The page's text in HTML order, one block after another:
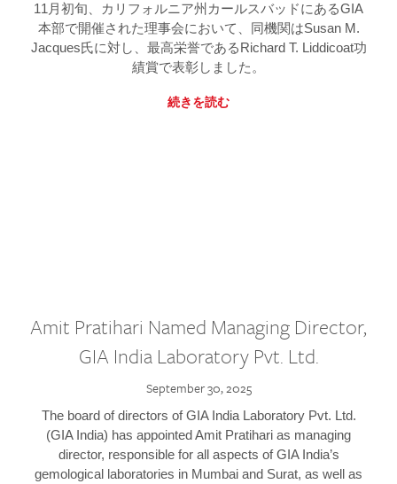
11月初旬、カリフォルニア州カールスバッドにあるGIA
本部で開催された理事会において、同機関はSusan M.
Jacques氏に対し、最高栄誉であるRichard T. Liddicoat功
績賞で表彰しました。
続きを読む
Amit Pratihari Named Managing Director,
GIA India Laboratory Pvt. Ltd.
September 30, 2025
The board of directors of GIA India Laboratory Pvt. Ltd.
(GIA India) has appointed Amit Pratihari as managing
director, responsible for all aspects of GIA India’s
gemological laboratories in Mumbai and Surat, as well as